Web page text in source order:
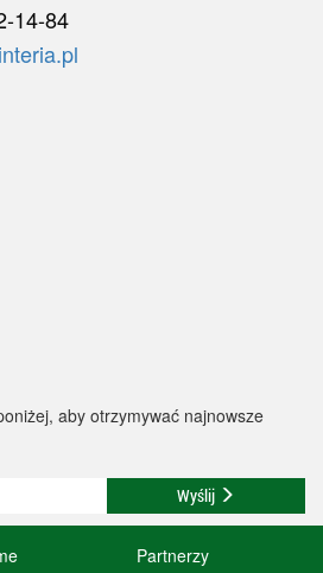
14-84
aby otrzymywać najnowsze
Wyślij
Partnerzy